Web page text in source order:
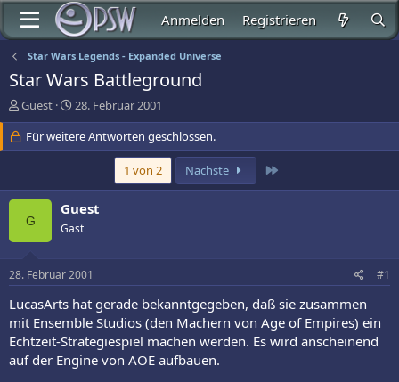
Anmelden Registrieren
Star Wars Legends - Expanded Universe
Star Wars Battleground
E
r
s
t
l
e
Guest
E
r
s
t
t
a
28. Februar 2001
Für weitere Antworten geschlossen.
1 von 2 Nächste
G
Guest
Gast
28. Februar 2001 #1
LucasArts hat gerade bekanntgegeben, daß sie zusammen
mit Ensemble Studios (den Machern von Age of Empires) ein
Echtzeit-Strategiespiel machen werden. Es wird anscheinend
auf der Engine von AOE aufbauen.